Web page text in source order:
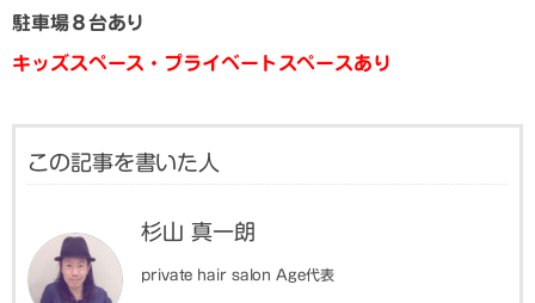
駐車場８台あり
キッズスペース・プライベートスペースあり
この記事を書いた人
杉山 真一朗
private hair salon Age代表